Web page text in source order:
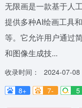
无限画是一款基于人
提供多种AI绘画工具
等。它允许用户通过
和图像生成技...
收录时间：
2024-07-08
8+
7- 5